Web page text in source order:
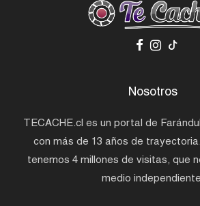
Nosotros
TECACHE.cl es un portal de
con más de 13 años de
tenemos 4 millones de visitas, que
medio independiente.